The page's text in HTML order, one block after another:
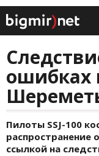
ошибках
Пилоты SSJ-100
распространение
ссылкой на